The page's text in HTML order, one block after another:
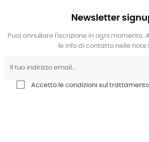
Newsletter
Puoi annullare l'iscrizione in ogni momento.
le info di contatto nelle note
Accetto le condizioni sul